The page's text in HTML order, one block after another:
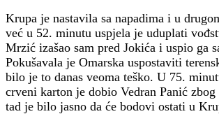
Krupa je nastavila sa napadima i u
već u 52. minutu uspjela je uduplati
Mrzić izašao sam pred Jokića i uspio ga
Pokušavala je Omarska uspostaviti
bilo je to danas veoma teško. U 75.
crveni karton je dobio Vedran Panić
tad je bilo jasno da će bodovi ostati u